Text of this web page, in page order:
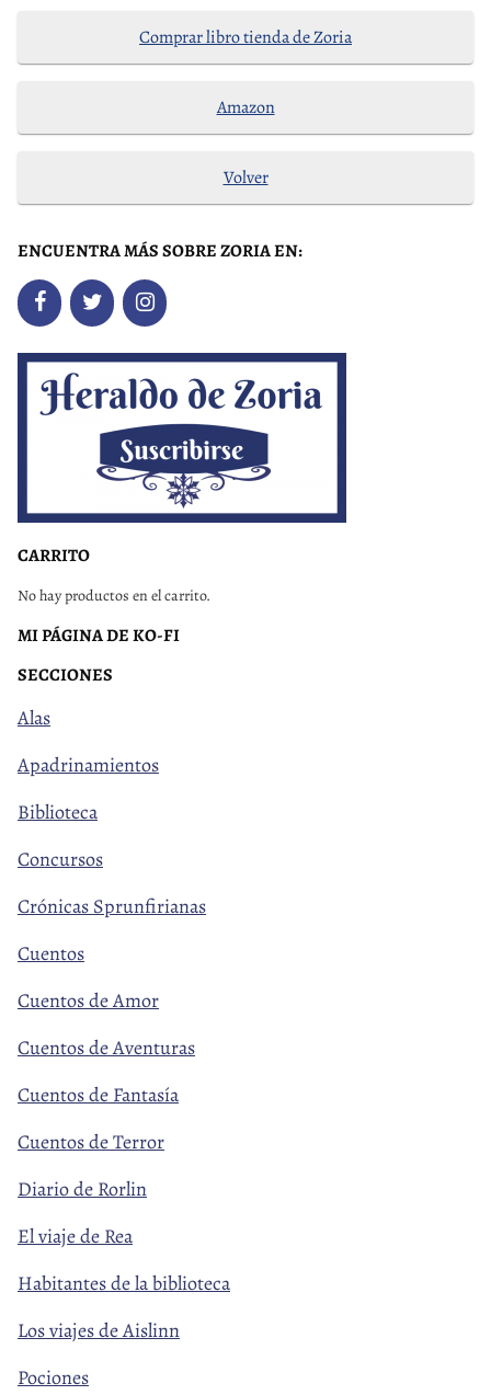
Comprar libro tienda de Zoria
Amazon
Volver
ENCUENTRA MÁS SOBRE ZORIA EN:
CARRITO
No hay productos en el carrito.
MI PÁGINA DE KO-FI
SECCIONES
Alas
Apadrinamientos
Biblioteca
Concursos
Crónicas Sprunfirianas
Cuentos
Cuentos de Amor
Cuentos de Aventuras
Cuentos de Fantasía
Cuentos de Terror
Diario de Rorlin
El viaje de Rea
Habitantes de la biblioteca
Los viajes de Aislinn
Pociones